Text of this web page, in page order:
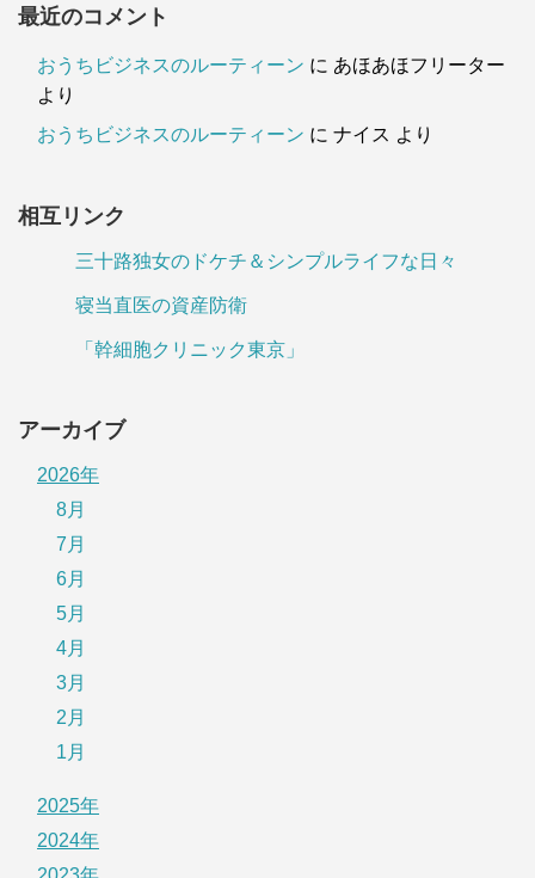
最近のコメント
おうちビジネスのルーティーン に あほあほフリーター
より
おうちビジネスのルーティーン に ナイス より
相互リンク
三十路独女のドケチ＆シンプルライフな日々
寝当直医の資産防衛
「幹細胞クリニック東京」
アーカイブ
2026年
8月
7月
6月
5月
4月
3月
2月
1月
2025年
2024年